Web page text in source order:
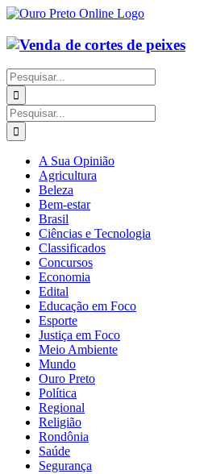
Ir
o
conteúdo
Buscar
resultados
para:
Buscar
resultados
para:
A Sua Opinião
Agricultura
Beleza
Bem-estar
Brasil
Ciências e Tecnologia
Classificados
Concursos
Economia
Edital
Educação em Foco
Esporte
Justiça em Foco
Meio Ambiente
Mundo
Ouro Preto
Política
Regional
Religião
Rondônia
Saúde
Segurança